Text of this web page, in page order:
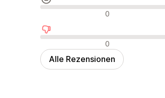
Neutrale Bewertungen
0
Negative Bewertungen
0
Alle Rezensionen